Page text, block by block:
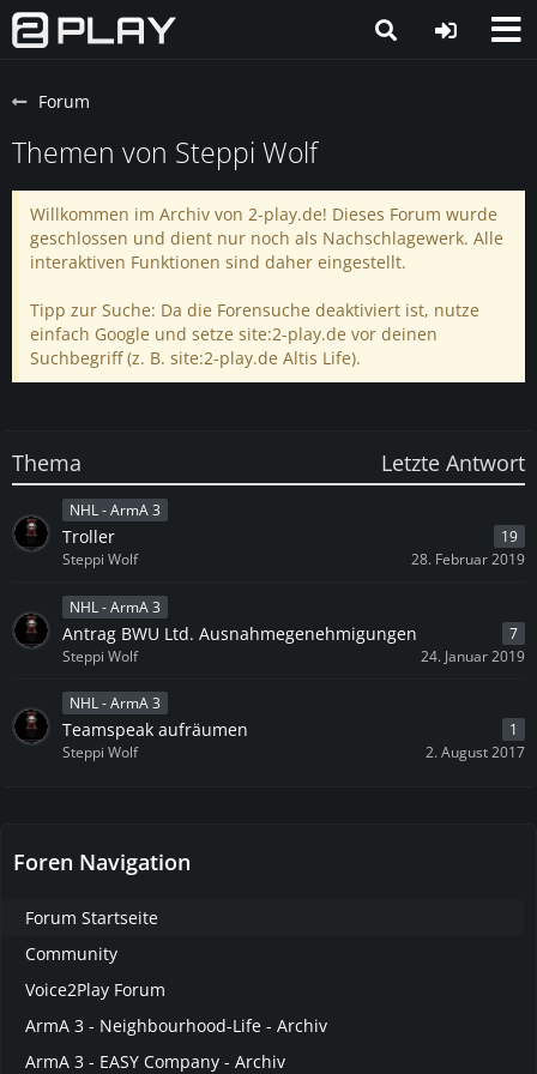
Forum
Themen von Steppi Wolf
Willkommen im Archiv von 2-play.de! Dieses Forum wurde
geschlossen und dient nur noch als Nachschlagewerk. Alle
interaktiven Funktionen sind daher eingestellt.
Tipp zur Suche: Da die Forensuche deaktiviert ist, nutze
einfach Google und setze site:2-play.de vor deinen
Suchbegriff (z. B. site:2-play.de Altis Life).
Thema Letzte Antwort
NHL - ArmA 3
Troller
19
Steppi Wolf
28. Februar 2019
NHL - ArmA 3
Antrag BWU Ltd. Ausnahmegenehmigungen
7
Steppi Wolf
24. Januar 2019
NHL - ArmA 3
Teamspeak aufräumen
1
Steppi Wolf
2. August 2017
Foren Navigation
Forum Startseite
Community
Voice2Play Forum
ArmA 3 - Neighbourhood-Life - Archiv
ArmA 3 - EASY Company - Archiv